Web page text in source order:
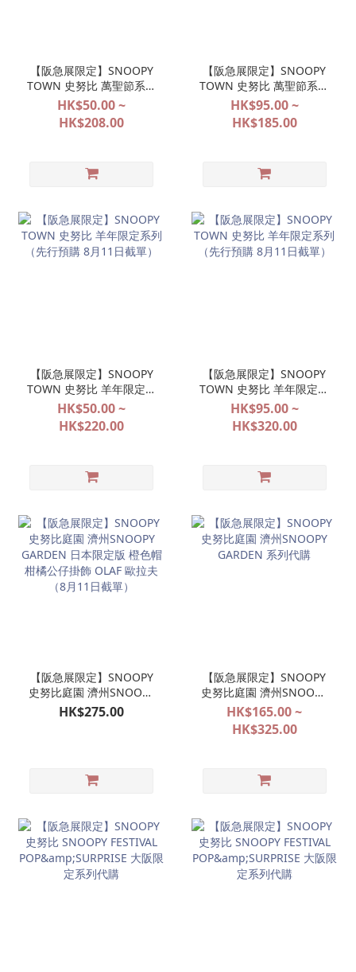
【阪急展限定】SNOOPY
TOWN 史努比 萬聖節系列
（先行預購 8月11日截
單）
HK$50.00 ~
HK$208.00
【阪急展限定】SNOOPY
TOWN 史努比 萬聖節系列
（先行預購 8月11日截
單）
HK$95.00 ~
HK$185.00
【阪急展限定】SNOOPY
TOWN 史努比 羊年限定系
列（先行預購 8月11日截
單）
HK$50.00 ~
HK$220.00
【阪急展限定】SNOOPY
TOWN 史努比 羊年限定系
列（先行預購 8月11日截
單）
HK$95.00 ~
HK$320.00
【阪急展限定】SNOOPY
史努比庭園 濟州SNOOPY
GARDEN 日本限定版 橙色
HK$275.00
【阪急展限定】SNOOPY
史努比庭園 濟州SNOOPY
GARDEN 系列代購
HK$165.00 ~
HK$325.00